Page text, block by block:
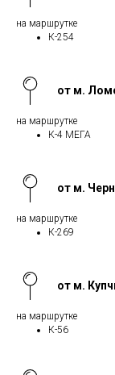
на маршрутке
К-254
от м.
на маршрутке
К-4 МЕГА
от м.
на маршрутке
К-269
от м.
на маршрутке
К-56